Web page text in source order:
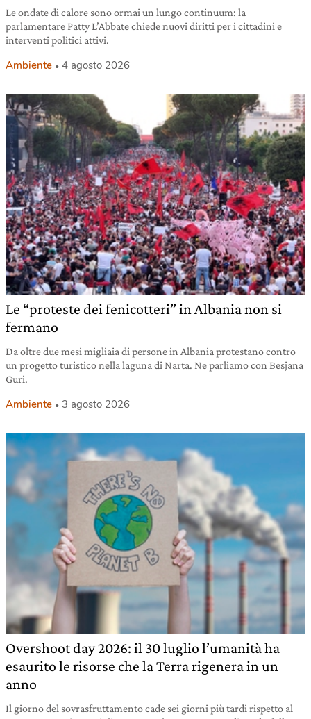
Le ondate di calore sono ormai un lungo continuum: la
parlamentare Patty L’Abbate chiede nuovi diritti per i cittadini e
interventi politici attivi.
Ambiente 4 agosto 2026
Le “proteste dei fenicotteri” in Albania non si
fermano
Da oltre due mesi migliaia di persone in Albania protestano contro
un progetto turistico nella laguna di Narta. Ne parliamo con Besjana
Guri.
Ambiente 3 agosto 2026
Overshoot day 2026: il 30 luglio l’umanità ha
esaurito le risorse che la Terra rigenera in un
anno
Il giorno del sovrasfruttamento cade sei giorni più tardi rispetto al